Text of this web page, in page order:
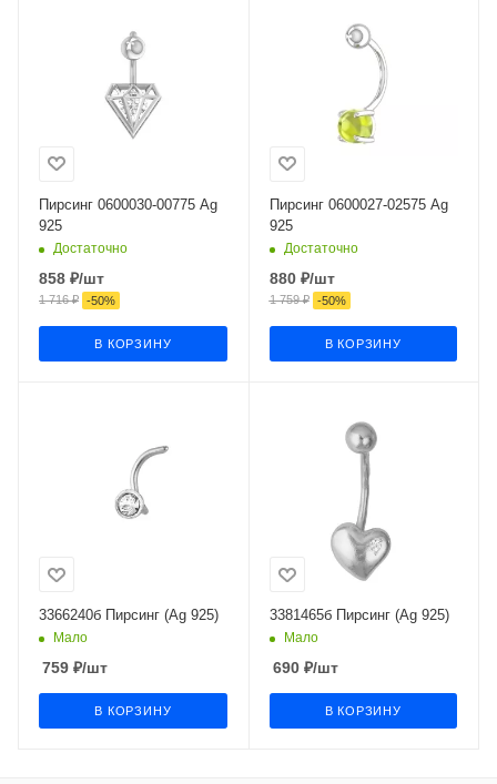
Пирсинг 0600030-00775 Ag
925
Достаточно
858 ₽/шт
1 716₽ -50%
В КОРЗИНУ
Пирсинг 0600027-02575 Ag
925
Достаточно
880₽/шт
1 759₽ -50%
В КОРЗИНУ
3366240б Пирсинг (Ag 925)
Мало
759 ₽/шт
В КОРЗИНУ
3381465б Пирсинг (Ag 925)
Мало
690₽/шт
В КОРЗИНУ